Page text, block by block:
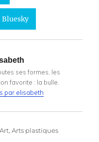
Bluesky
ses formes, les
favorite : la bulle.
par elisabeth
Catégories
Art,Arts plastiques